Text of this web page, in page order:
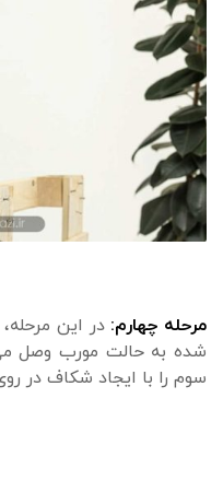
مرحله چهارم: در این
شده به حالت مورب وصل
سوم را با ایجاد شکاف در